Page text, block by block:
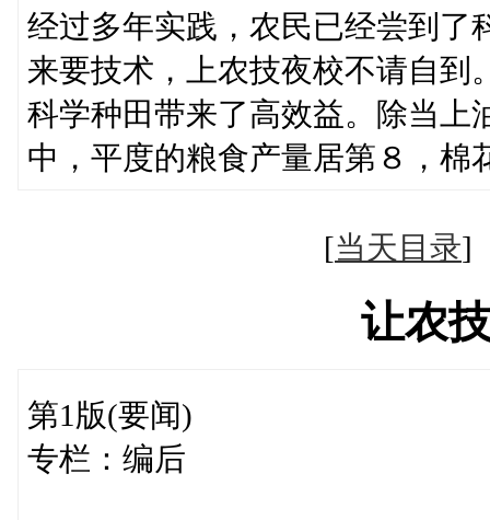
经过多年实践，农民已经尝到了
来要技术，上农技夜校不请自到
科学种田带来了高效益。除当上
中，平度的粮食产量居第８，棉
[当天目录
让农
第1版(要闻)
专栏：编后